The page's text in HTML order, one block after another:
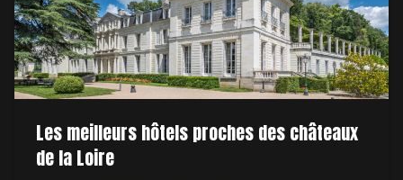
Les meilleurs hôtels proches des châteaux
de la Loire